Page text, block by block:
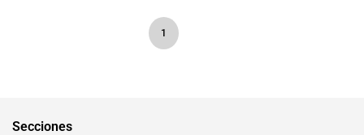
1
Secciones